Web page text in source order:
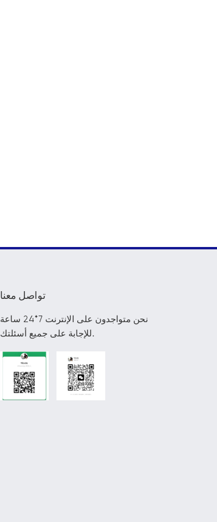
تواصل معنا
نحن متواجدون على الإنترنت 7*24 ساعة
للإجابة على جميع أسئلتك.